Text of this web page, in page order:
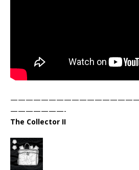
———————-
The Collector II